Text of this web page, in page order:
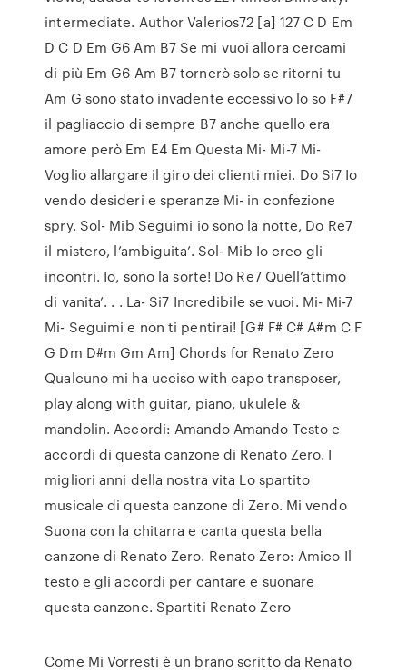
intermediate. Author Valerios72 [a] 127 C D Em
D C D Em G6 Am B7 Se mi vuoi allora cercami
di più Em G6 Am B7 tornerò solo se ritorni tu
Am G sono stato invadente eccessivo lo so F#7
il pagliaccio di sempre B7 anche quello era
amore però Em E4 Em Questa Mi- Mi-7 Mi-
Voglio allargare il giro dei clienti miei. Do Si7 Io
vendo desideri e speranze Mi- in confezione
spry. Sol- Mib Seguimi io sono la notte, Do Re7
il mistero, l’ambiguita’. Sol- Mib Io creo gli
incontri. Io, sono la sorte! Do Re7 Quell’attimo
di vanita’. . . La- Si7 Incredibile se vuoi. Mi- Mi-7
Mi- Seguimi e non ti pentirai! [G# F# C# A#m C F
G Dm D#m Gm Am] Chords for Renato Zero
Qualcuno mi ha ucciso with capo transposer,
play along with guitar, piano, ukulele &
mandolin. Accordi: Amando Amando Testo e
accordi di questa canzone di Renato Zero. I
migliori anni della nostra vita Lo spartito
musicale di questa canzone di Zero. Mi vendo
Suona con la chitarra e canta questa bella
canzone di Renato Zero. Renato Zero: Amico Il
testo e gli accordi per cantare e suonare
questa canzone. Spartiti Renato Zero
Come Mi Vorresti è un brano scritto da Renato